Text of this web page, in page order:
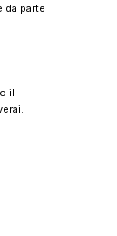
da parte
il